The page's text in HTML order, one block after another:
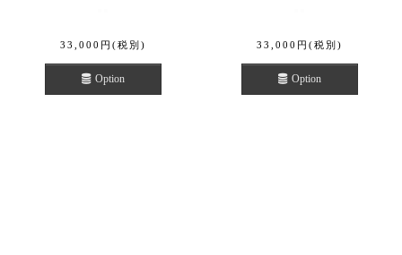
33,000 円 (税別)
Option
33,000 円 (税別)
Option